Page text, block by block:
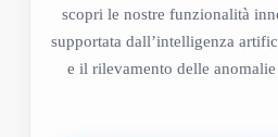
scopri le nostre funzionalità
supportata dall’intelligenza
e il rilevamento delle